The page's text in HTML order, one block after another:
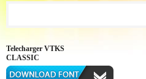
Telecharger VTKS
CLASSIC